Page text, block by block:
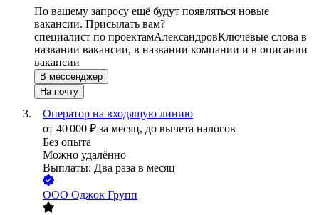
По вашему запросу ещё будут появляться новые
вакансии. Присылать вам?
специалист по проектамАлександровКлючевые слова в
названии вакансии, в названии компании и в описании
вакансии
В мессенджер
На почту
Оператор на входящую линию
от 40 000 ₽ за месяц, до вычета налогов
Без опыта
Можно удалённо
Выплаты: Два раза в месяц
ООО Оджок Групп